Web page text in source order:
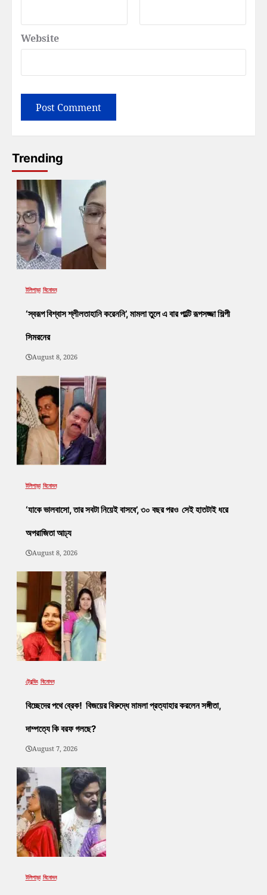
Website
Trending
টলিপাড়া বিনোদন
‘স্বরূপ বিশ্বাস শ্লীলতাহানি করেননি’, মামলা তুলে এ বার পাল্টি রূপসজ্জা শিল্পী
সিমরনের
August 8, 2026
টলিপাড়া বিনোদন
‘যাকে ভালবাসো, তার সবটা নিয়েই বাসবে’, ৩০ বছর পরও সেই হাতটাই ধরে
অপরাজিতা আঢ্য
August 8, 2026
ট্রেন্ডিং বিনোদন
বিচ্ছেদের পথে ব্রেক! বিজয়ের বিরুদ্ধে মামলা প্রত্যাহার করলেন সঙ্গীতা,
দাম্পত্যে কি বরফ গলছে?
August 7, 2026
টলিপাড়া বিনোদন